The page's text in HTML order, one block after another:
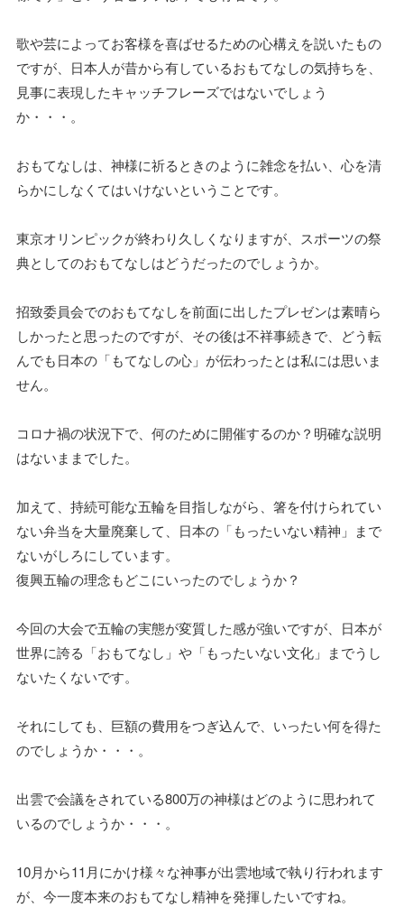
歌や芸によってお客様を喜ばせるための心構えを説いたもの
ですが、日本人が昔から有しているおもてなしの気持ちを、
見事に表現したキャッチフレーズではないでしょう
か・・・。
おもてなしは、神様に祈るときのように雑念を払い、心を清
らかにしなくてはいけないということです。
東京オリンピックが終わり久しくなりますが、スポーツの祭
典としてのおもてなしはどうだったのでしょうか。
招致委員会でのおもてなしを前面に出したプレゼンは素晴ら
しかったと思ったのですが、その後は不祥事続きで、どう転
んでも日本の「もてなしの心」が伝わったとは私には思いま
せん。
コロナ禍の状況下で、何のために開催するのか？明確な説明
はないままでした。
加えて、持続可能な五輪を目指しながら、箸を付けられてい
ない弁当を大量廃棄して、日本の「もったいない精神」まで
ないがしろにしています。
復興五輪の理念もどこにいったのでしょうか？
今回の大会で五輪の実態が変質した感が強いですが、日本が
世界に誇る「おもてなし」や「もったいない文化」までうし
ないたくないです。
それにしても、巨額の費用をつぎ込んで、いったい何を得た
のでしょうか・・・。
出雲で会議をされている800万の神様はどのように思われて
いるのでしょうか・・・。
10月から11月にかけ様々な神事が出雲地域で執り行われます
が、今一度本来のおもてなし精神を発揮したいですね。